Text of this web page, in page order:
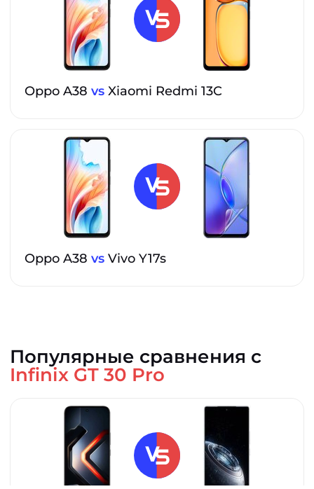
Oppo A38 vs Xiaomi Redmi 13C
Oppo A38 vs Vivo Y17s
Популярные сравнения с
Infinix GT 30 Pro